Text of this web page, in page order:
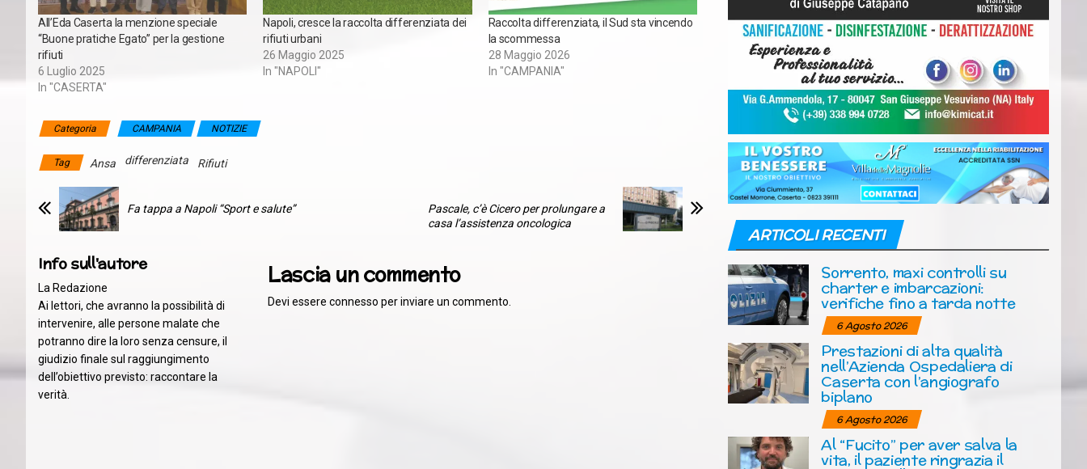
All’Eda Caserta la menzione speciale
“Buone pratiche Egato” per la gestione
rifiuti
6 Luglio 2025
In "CASERTA"
Napoli, cresce la raccolta differenziata dei
rifiuti urbani
26 Maggio 2025
In "NAPOLI"
Raccolta differenziata, il Sud sta vincendo
la scommessa
28 Maggio 2026
In "CAMPANIA"
Categoria CAMPANIA NOTIZIE
Tag Ansa differenziata Rifiuti
Fa tappa a Napoli “Sport e salute”
Pascale, c’è Cicero per prolungare a
casa l’assistenza oncologica
Info sull'autore
La Redazione
Ai lettori, che avranno la possibilità di
intervenire, alle persone malate che
potranno dire la loro senza censure, il
giudizio finale sul raggiungimento
dell’obiettivo previsto: raccontare la
verità.
Lascia un commento
Devi essereconnesso per inviare un commento.
ARTICOLI RECENTI
Sorrento, maxi controlli su
charter e imbarcazioni:
verifiche fino a tarda notte
6 Agosto 2026
Prestazioni di alta qualità
nell’Azienda Ospedaliera di
Caserta con l’angiografo
biplano
6 Agosto 2026
Al “Fucito” per aver salva la
vita, il paziente ringrazia il